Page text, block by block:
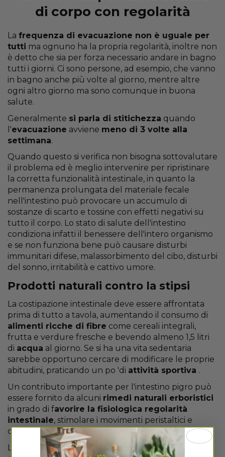
di corpo con regolarità
La frequenza di evacuazione non è uguale per
tutti ma ognuno ha la propria regolarità, inoltre non
è detto che sia per forza necessario andare in bagno
tutti i giorni. Ci sono persone, ad esempio, che vanno
in bagno anche più volte al giorno, mentre altre
ogni altro giorno ma sono comunque in buona
salute.
Generalmente si parla di stitichezza quando
l'evacuazione avviene meno di 3 volte alla
settimana.
Quando questo si verifica non bisogna sottovalutare
il problema ed è meglio intervenire per ripristinare
la corretta funzionalità intestinale, in quanto la
permanenza prolungata del materiale fecale
nell'intestino può provocare un accumulo di
sostanze di scarto e tossine con effetti negativi su
tutto il corpo. Lo stato di salute dell'intestino
condiziona infatti il ​​benessere dell'intero organismo
e se non funziona bene può causare disturbi
immunitari difese, malassorbimento del cibo, disturbi
del sonno, irritabilità e cattivo umore.
Prodotti naturali contro la stipsi
La costipazione intestinale deve essere affrontata
prima di tutto a tavola, aumentando il consumo di
alimenti ricche di fibre come cereali integrali,
frutta e verdure fresche e bevendo almeno 1,5 litri
di acqua al giorno. Se si ha una vita sedentaria
sarebbe opportuno cercare di modificare le proprie
abitudini, praticando un po 'di attività sportiva .
Un contributo importante per l'intestino pigro può
essere fornito da alcuni rimedi naturali erboristici
in grado di favorire la fisiologica regolarità
intestinale, stimolare i movimenti peristaltici e
contrastare il gonfiore addominale.
Le erbe che possono aiutarci contro la stitichezza si